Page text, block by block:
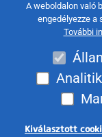
A weboldalon való
engedélyezze a
További
Kiválasztott
ROVATOK
A MISKOLC